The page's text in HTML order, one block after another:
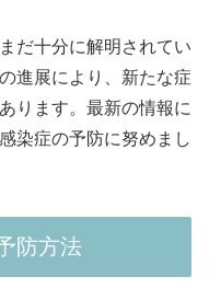
だ十分に解明されてい
進展により、新たな症
ります。最新の情報に
染症の予防に努めまし
防方法